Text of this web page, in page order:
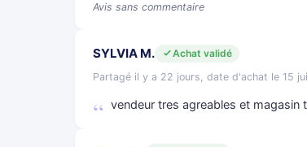
Avis sans commentaire
SYLVIA M.
Achat validé
Partagé il y a 22 jours, date d'achat le 15
vendeur tres agreables et magasin